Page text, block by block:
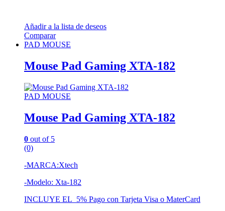
Añadir a la lista de deseos
Comparar
PAD MOUSE
Mouse Pad Gaming XTA-182
PAD MOUSE
Mouse Pad Gaming XTA-182
0 out of 5
(0)
-MARCA:Xtech
-Modelo: Xta-182
INCLUYE EL 5% Pago con Tarjeta Visa o MaterCard